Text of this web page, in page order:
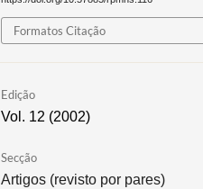
Formatos Citação
Edição
Vol. 12 (2002)
Secção
Artigos (revisto por pares)